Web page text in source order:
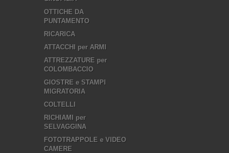
OTTICHE DA
PUNTAMENTO
RICARICA
ATTACCHI per ARMI
ATTREZZATURE per
COLOMBACCIO
GIOSTRE e STAMPI
MIGRATORIA
COLTELLI
RICHIAMI per
SELVAGGINA
FOTOTRAPPOLE e VIDEO
CAMERE